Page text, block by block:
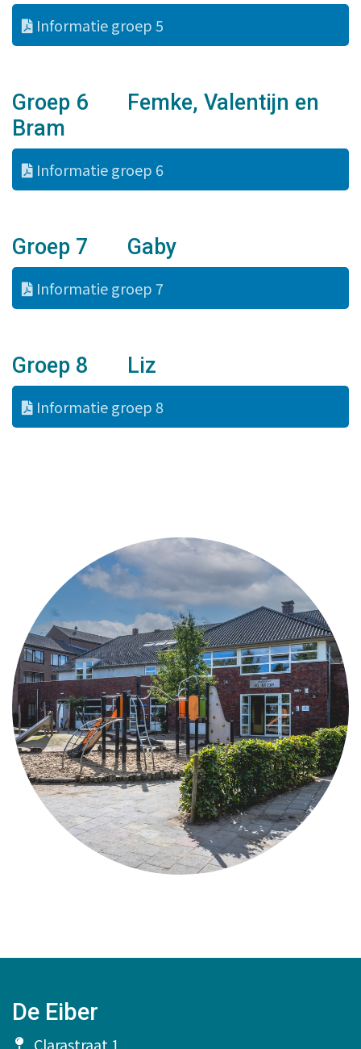
Informatie groep 5
Groep 6 Femke, Valentijn en
Bram
Informatie groep 6
Groep 7 Gaby
Informatie groep 7
Groep 8 Liz
Informatie groep 8
De Eiber
Clarastraat 1